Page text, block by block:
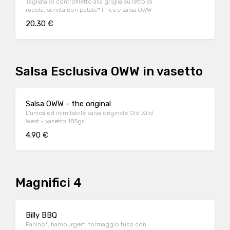
Tagliata di controfiletto alla griglia su letto di
rucola, servita con patate* Fries e salsa OWW
20.30 €
Salsa Esclusiva OWW in vasetto
Salsa OWW - the original
L'unica ed inimitabile salsa originale Old Wild
West - vasetto 185gr
4.90 €
Magnifici 4
Billy BBQ
Panino*, hamburger*, formaggio fuso con